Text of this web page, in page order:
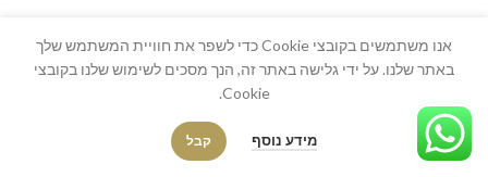
אנו משתמשים בקובצי Cookie כדי לשפר את חוויית המשתמש שלך
באתר שלנו. על ידי גלישה באתר זה, הנך מסכים לשימוש שלנו בקובצי
Cookie.
מידע נוסף קבל